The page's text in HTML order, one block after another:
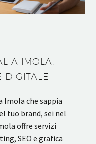
A IMOLA:
DIGITALE
Imola che sappia
tuo brand, sei nel
offre servizi
SEO e grafica